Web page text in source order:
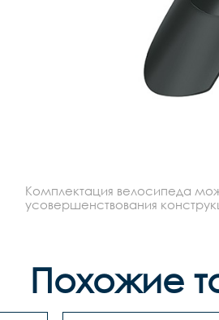
Комплектация велосипеда
усовершенствования
Похожие